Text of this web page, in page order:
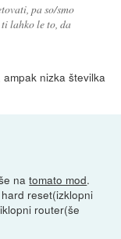
pa so/smo
lahko le to, da
nizka številka
natomato mod.
reset(izklopni
router(še